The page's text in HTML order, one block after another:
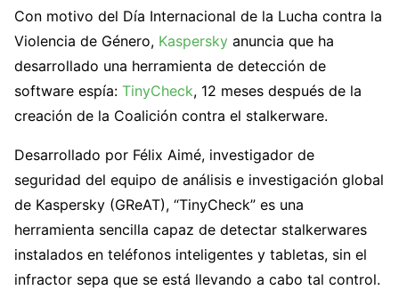
Con motivo del Día Internacional de la Lucha contra la
Violencia de Género, Kaspersky anuncia que ha
desarrollado una herramienta de detección de
software espía: TinyCheck, 12 meses después de la
creación de la Coalición contra el stalkerware.
Desarrollado por Félix Aimé, investigador de
seguridad del equipo de análisis e investigación global
de Kaspersky (GReAT), “TinyCheck” es una
herramienta sencilla capaz de detectar stalkerwares
instalados en teléfonos inteligentes y tabletas, sin el
infractor sepa que se está llevando a cabo tal control.